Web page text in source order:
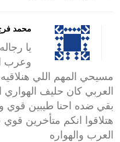
محمد
يا
وعرب
مسيحي المهم اللي
العربي كان حليف الهواري
بقي ضده احنا طيبين قوي
هتلاقوا انكم متأخرين
العرب والهواره